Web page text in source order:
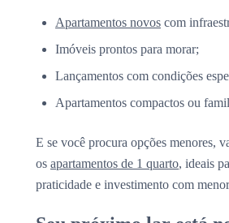
Apartamentos novos com
Imóveis prontos para morar;
Lançamentos com condições
Apartamentos compactos ou
E se você procura opções menores,
os apartamentos de 1 quarto, ideais
praticidade e investimento com